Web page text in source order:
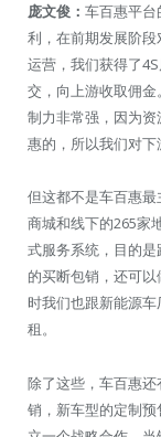
庞文俊： 车百惠平
利，在前期发展阶
运营，我们获得了
交，向上游收取佣
制力非常强，因为
惠的，所以我们对下
但这都不是车百惠
商城和线下的265家
式服务系统，目的
的买断包销，还可
时我们也跟新能源
租。
除了这些，车百惠
销，新车型的定制